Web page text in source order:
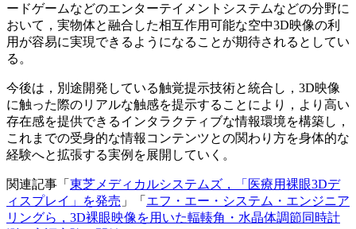
ードゲームなどのエンターテイメントシステムなどの分野に
おいて，実物体と融合した相互作用可能な空中3D映像の利
用が容易に実現できるようになることが期待されるとしてい
る。
今後は，別途開発している触覚提示技術と統合し，3D映像
に触った際のリアルな触感を提示することにより，より高い
存在感を提供できるインタラクティブな情報環境を構築し，
これまでの受身的な情報コンテンツとの関わり方を身体的な
経験へと拡張する実例を展開していく。
関連記事「 東芝メディカルシステムズ，「医療用裸眼3Dデ
ィスプレイ」を発売 」「 エフ・エー・システム・エンジニア
リングら，3D裸眼映像を用いた輻輳角・水晶体調節同時計